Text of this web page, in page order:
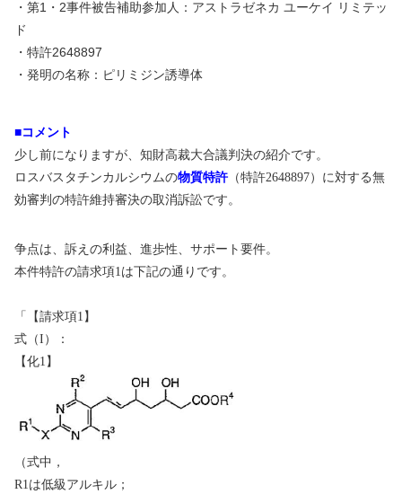
・第1 ・ 2事件被告補助参加人：アストラゼネカ ユーケイ リミテッ
ド
・特許2648897
・発明の名称：ピリミジン誘導体
■コメント
少し前になりますが、知財高裁大合議判決の紹介です。
ロスバスタチンカルシウムの物質特許 （特許2648897）に対する無
効審判の特許維持審決の取消訴訟です。
争点は、訴えの利益、進歩性、サポート要件。
本件特許の請求項1 は下記の通りです。
「【請求項1 】
式（I ）：
【化1 】
（式中，
R1 は低級アルキル；